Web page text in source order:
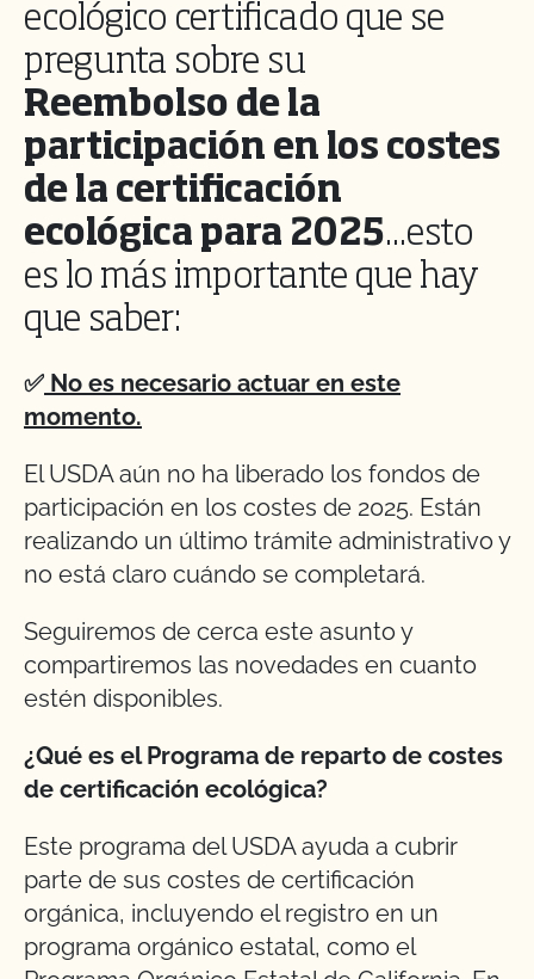
ecológico certificado que se
pregunta sobre su
Reembolso de la
participación en los costes
de la certificación
ecológica para 2025...esto
es lo más importante que hay
que saber:
✅ No es necesario actuar en este
momento.
El USDA aún no ha liberado los fondos de
participación en los costes de 2025. Están
realizando un último trámite administrativo y
no está claro cuándo se completará.
Seguiremos de cerca este asunto y
compartiremos las novedades en cuanto
estén disponibles.
¿Qué es el Programa de reparto de costes
de certificación ecológica?
Este programa del USDA ayuda a cubrir
parte de sus costes de certificación
orgánica, incluyendo el registro en un
programa orgánico estatal, como el